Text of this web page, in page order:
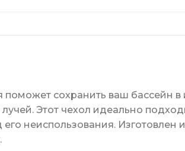
сохранить ваш бассейн
Этот чехол идеально
неиспользования. Изготовлен